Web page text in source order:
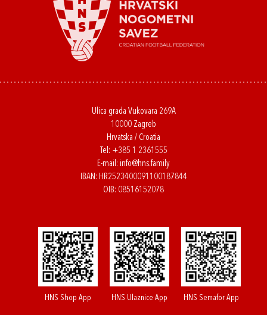
Ulica grada Vukovara 269A
10000 Zagreb
Hrvatska / Croatia
Tel: +385 1 2361555
E-mail: info@hns.family
IBAN: HR2523400091100187844
OIB: 08516152078
HNS Shop App HNS Ulaznice App HNS Semafor App